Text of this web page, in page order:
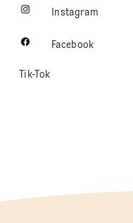
Instagram
Facebook
Tik-Tok